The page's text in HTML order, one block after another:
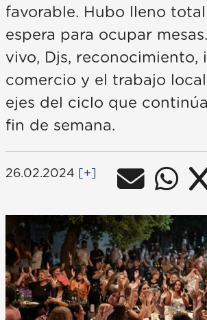
favorable. Hubo lleno
espera para ocupar
vivo, Djs, reconocimiento,
comercio y el trabajo
ejes del ciclo que
fin de semana.
26.02.2024 [+]